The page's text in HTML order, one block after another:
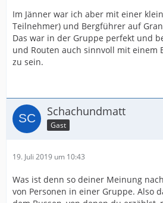
Im Jänner war ich aber mit einer
Teilnehmer) und Bergführer auf
Das war in der Gruppe perfekt und
und Routen auch sinnvoll mit einem
zu sein.
Schachundmatt
Gast
19. Juli 2019 um 10:43
Was ist denn so deiner Meinung
von Personen in einer Gruppe. Also